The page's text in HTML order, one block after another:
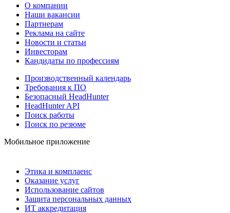
О компании
Наши вакансии
Партнерам
Реклама на сайте
Новости и статьи
Инвесторам
Кандидаты по профессиям
Производственный календарь
Требования к ПО
Безопасный HeadHunter
HeadHunter API
Поиск работы
Поиск по резюме
Мобильное приложение
Этика и комплаенс
Оказание услуг
Использование сайтов
Защита персональных данных
ИТ аккредитация